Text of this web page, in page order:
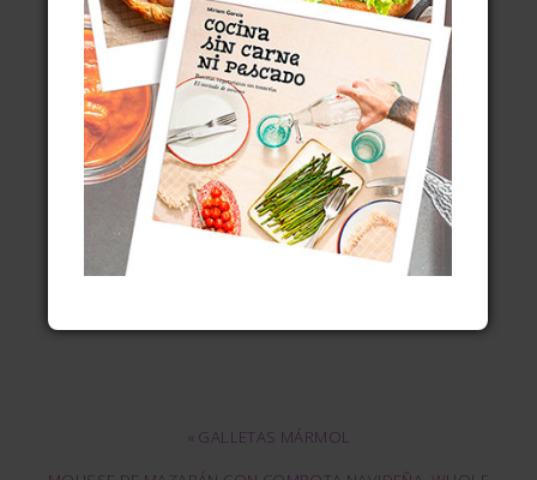
Destinatario: Mailchimp, organización externa a la UE,
acogida a Privacy Shield
Tus derechos:Acceder, rectificar y suprimir datos. Otros
derechos como se recoge en información adicional
Información adicional: Consulta mipolítica de
privacidad y protección de datos.
« GALLETAS MÁRMOL